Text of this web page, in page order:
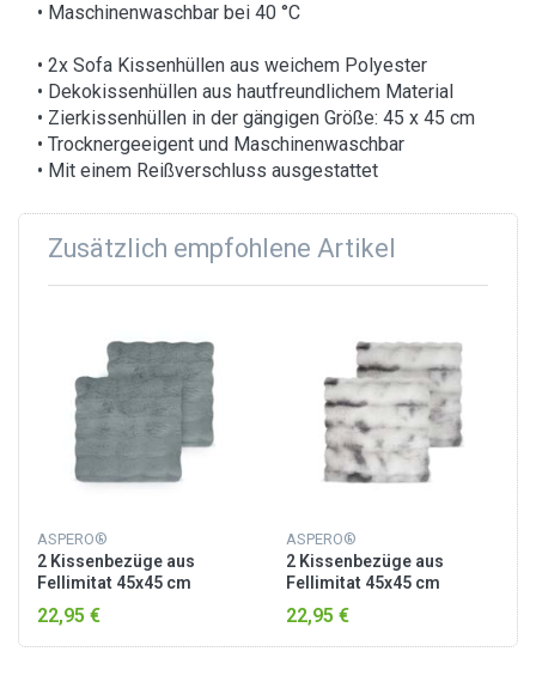
• Maschinenwaschbar bei 40 °C
• 2x Sofa Kissenhüllen aus weichem Polyester
• Dekokissenhüllen aus hautfreundlichem Material
• Zierkissenhüllen in der gängigen Größe: 45 x 45 cm
• Trocknergeeigent und Maschinenwaschbar
• Mit einem Reißverschluss ausgestattet
Zusätzlich empfohlene Artikel
ASPERO®
2 Kissenbezüge aus
Fellimitat 45x45 cm
„Milan“ Dunkelgrau
22,95 €
ASPERO®
2 Kissenbezüge aus
Fellimitat 45x45 cm
„Milan“ Hellgrau
22,95 €